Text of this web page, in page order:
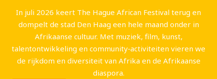
In juli 2026 keert The Hague African Festival terug en
dompelt de stad Den Haag een hele maand onder in
Afrikaanse cultuur. Met muziek, film, kunst,
talentontwikkeling en community‑activiteiten vieren we
de rijkdom en diversiteit van Afrika en de Afrikaanse
diaspora.